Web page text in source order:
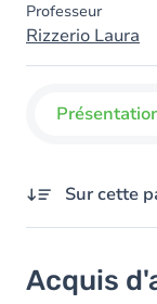
Professeur
Rizzerio Laura
Sur cette
Objectifs
Acquis